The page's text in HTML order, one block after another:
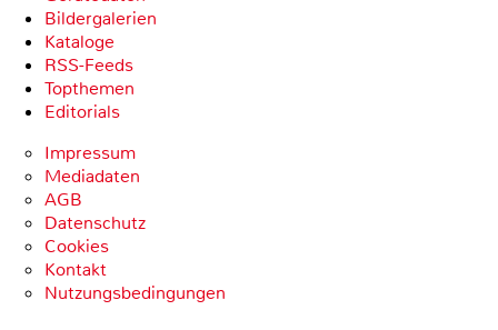
Bildergalerien
Kataloge
RSS-Feeds
Topthemen
Editorials
Impressum
Mediadaten
AGB
Datenschutz
Cookies
Kontakt
Nutzungsbedingungen